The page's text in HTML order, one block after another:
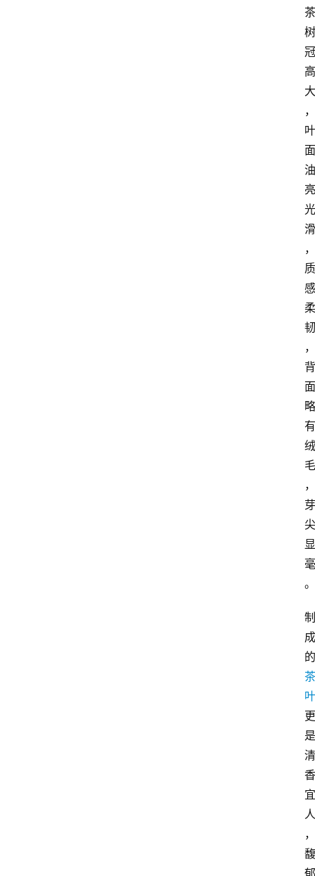
茶
树
冠
高
大
，
叶
面
油
亮
光
滑
，
质
感
柔
韧
，
背
面
略
有
绒
毛
，
芽
尖
显
毫
。
制
成
的
茶
叶
更
是
清
香
宜
人
，
馥
郁